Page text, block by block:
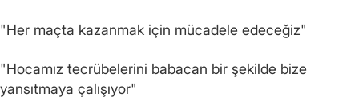
"Her maçta kazanmak için mücadele edeceğiz"
"Hocamız tecrübelerini babacan bir şekilde bize
yansıtmaya çalışıyor"